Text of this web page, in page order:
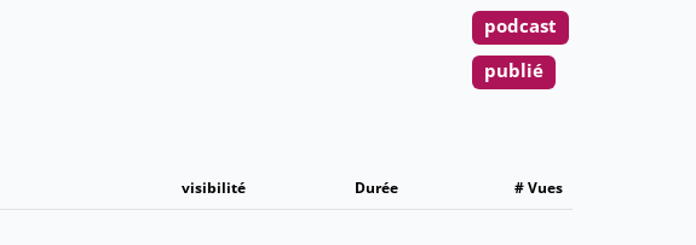
podcast
publié
visibilité Durée # Vues